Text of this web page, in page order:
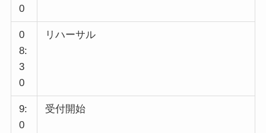
0
0
8:
3
0
リハーサル
9:
0
受付開始